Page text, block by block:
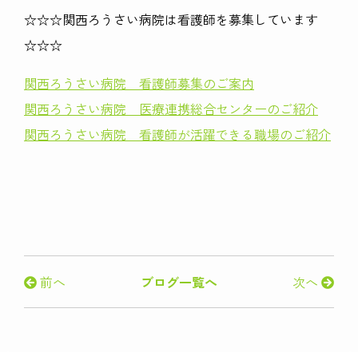
☆☆☆関西ろうさい病院は看護師を募集しています
☆☆☆
関西ろうさい病院 看護師募集のご案内
関西ろうさい病院 医療連携総合センターのご紹介
関西ろうさい病院 看護師が活躍できる職場のご紹介
前へ 次へ
ブログ一覧へ